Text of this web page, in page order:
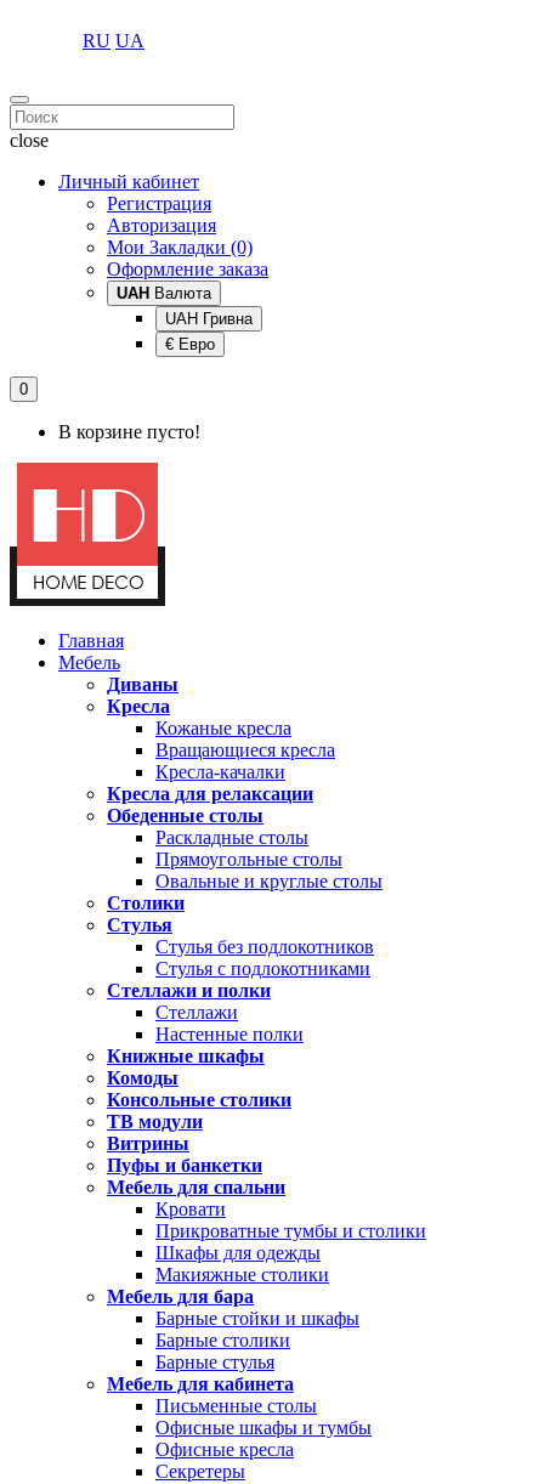
RU UA
close
Личный кабинет
Регистрация
Авторизация
Мои Закладки (0)
Оформление заказа
UAH Валюта
UAH Гривна
€ Евро
0
В корзине пусто!
Главная
Мебель
Диваны
Кресла
Кожаные кресла
Вращающиеся кресла
Кресла-качалки
Кресла для релаксации
Обеденные столы
Раскладные столы
Прямоугольные столы
Овальные и круглые столы
Столики
Стулья
Стулья без подлокотников
Стулья с подлокотниками
Стеллажи и полки
Стеллажи
Настенные полки
Книжные шкафы
Комоды
Консольные столики
ТВ модули
Витрины
Пуфы и банкетки
Мебель для спальни
Кровати
Прикроватные тумбы и столики
Шкафы для одежды
Макияжные столики
Мебель для бара
Барные стойки и шкафы
Барные столики
Барные стулья
Мебель для кабинета
Письменные столы
Офисные шкафы и тумбы
Офисные кресла
Секретеры